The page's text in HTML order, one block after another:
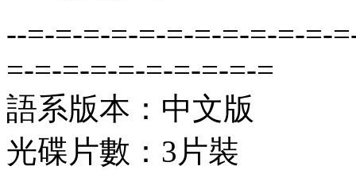
--=-=-=-=-=-=-=-=-=-=-=-
=-=-=-=-=-=-=-=-=-=
語系版本：中文版
光碟片數：3片裝